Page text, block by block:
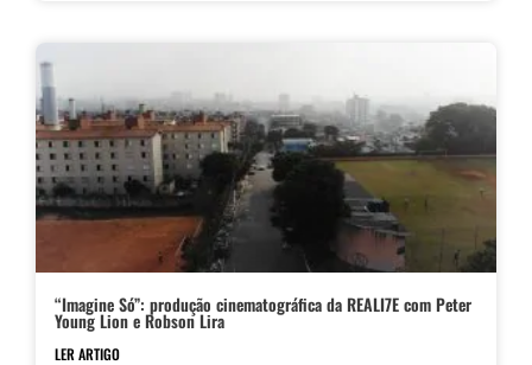
“Imagine Só”: produção cinematográfica da REALI7E com Peter
Young Lion e Robson Lira
LER ARTIGO